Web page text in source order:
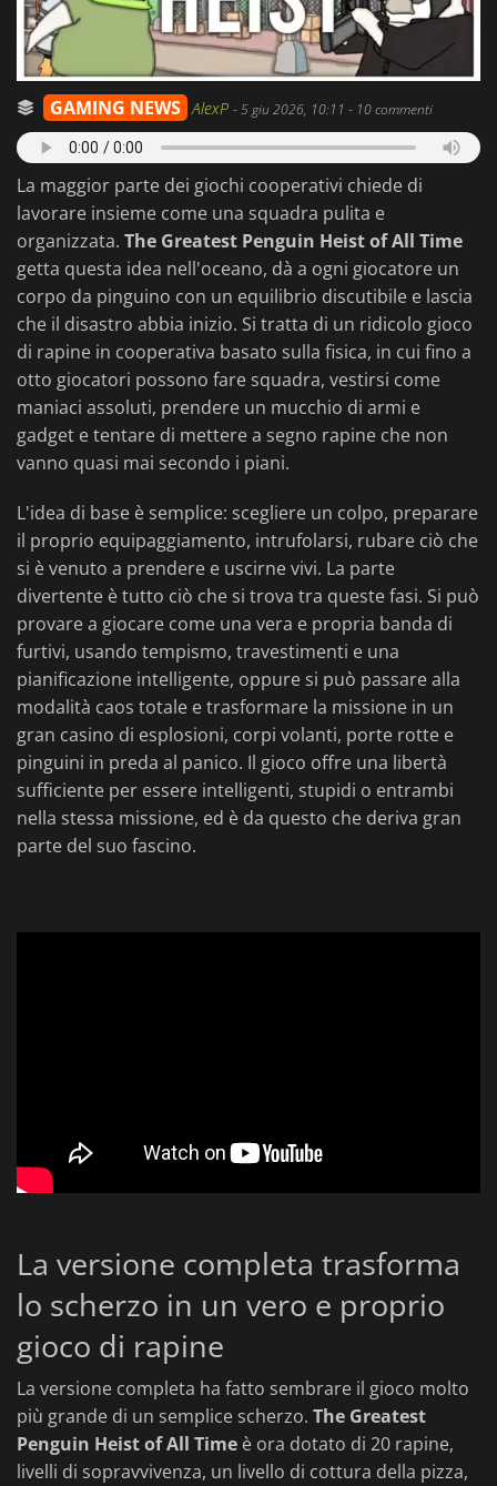
GAMING NEWS AlexP -5 giu 2026, 10:11 - 10 commenti
La maggior parte dei giochi cooperativi chiede di
lavorare insieme come una squadra pulita e
organizzata. The Greatest Penguin Heist of All Time
getta questa idea nell'oceano, dà a ogni giocatore un
corpo da pinguino con un equilibrio discutibile e lascia
che il disastro abbia inizio. Si tratta di un ridicolo gioco
di rapine in cooperativa basato sulla fisica, in cui fino a
otto giocatori possono fare squadra, vestirsi come
maniaci assoluti, prendere un mucchio di armi e
gadget e tentare di mettere a segno rapine che non
vanno quasi mai secondo i piani.
L'idea di base è semplice: scegliere un colpo, preparare
il proprio equipaggiamento, intrufolarsi, rubare ciò che
si è venuto a prendere e uscirne vivi. La parte
divertente è tutto ciò che si trova tra queste fasi. Si può
provare a giocare come una vera e propria banda di
furtivi, usando tempismo, travestimenti e una
pianificazione intelligente, oppure si può passare alla
modalità caos totale e trasformare la missione in un
gran casino di esplosioni, corpi volanti, porte rotte e
pinguini in preda al panico. Il gioco offre una libertà
sufficiente per essere intelligenti, stupidi o entrambi
nella stessa missione, ed è da questo che deriva gran
parte del suo fascino.
La versione completa trasforma
lo scherzo in un vero e proprio
gioco di rapine
La versione completa ha fatto sembrare il gioco molto
più grande di un semplice scherzo. The Greatest
Penguin Heist of All Time è ora dotato di 20 rapine,
livelli di sopravvivenza, un livello di cottura della pizza,